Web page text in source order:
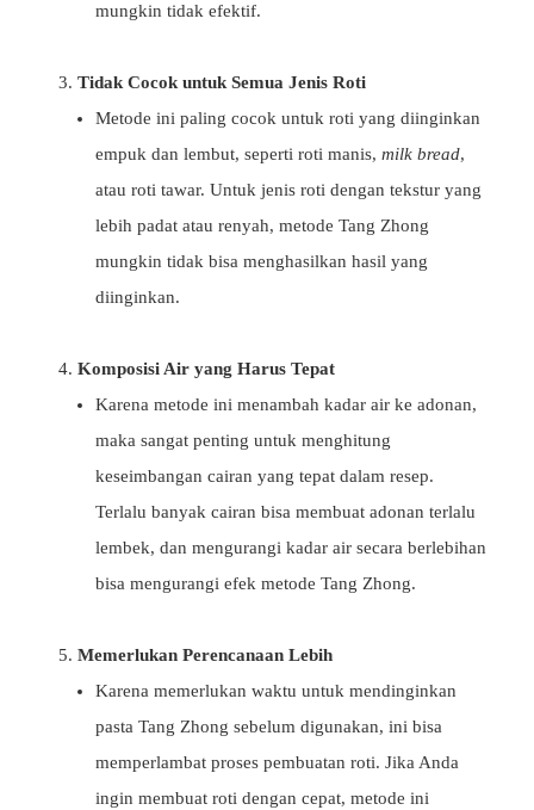
mungkin tidak efektif.
Tidak Cocok untuk Semua Jenis Roti
Metode ini paling cocok untuk roti yang diinginkan
empuk dan lembut, seperti roti manis, milk bread,
atau roti tawar. Untuk jenis roti dengan tekstur yang
lebih padat atau renyah, metode Tang Zhong
mungkin tidak bisa menghasilkan hasil yang
diinginkan.
Komposisi Air yang Harus Tepat
Karena metode ini menambah kadar air ke adonan,
maka sangat penting untuk menghitung
keseimbangan cairan yang tepat dalam resep.
Terlalu banyak cairan bisa membuat adonan terlalu
lembek, dan mengurangi kadar air secara berlebihan
bisa mengurangi efek metode Tang Zhong.
Memerlukan Perencanaan Lebih
Karena memerlukan waktu untuk mendinginkan
pasta Tang Zhong sebelum digunakan, ini bisa
memperlambat proses pembuatan roti. Jika Anda
ingin membuat roti dengan cepat, metode ini